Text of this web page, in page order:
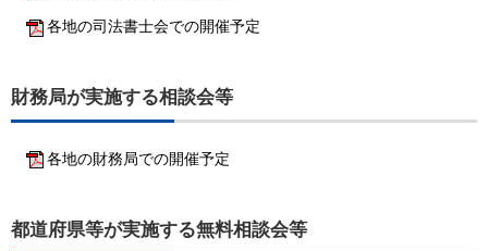
各地の司法書士会での開催予定
財務局が実施する相談会等
各地の財務局での開催予定
都道府県等が実施する無料相談会等